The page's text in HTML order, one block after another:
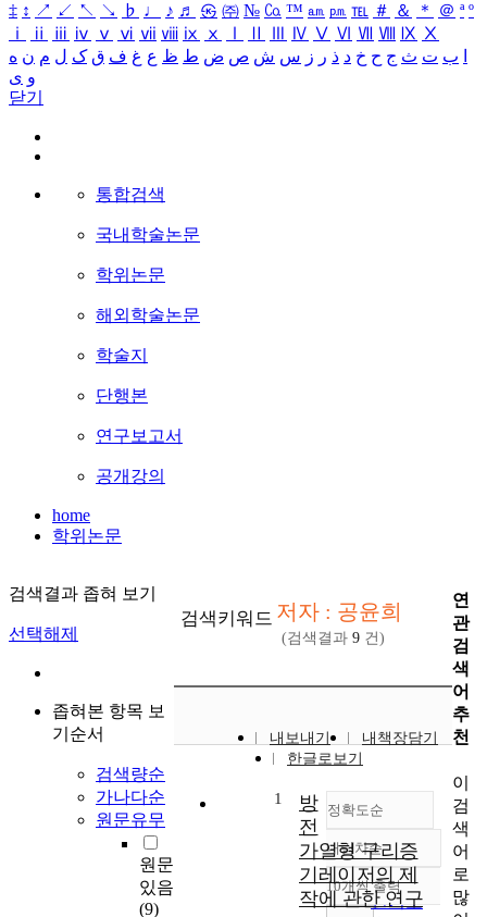
‡ ↕ ↗ ↙ ↖ ↘ ♭ ♩ ♪ ♬ ㉿ ㈜ № ㏇ ™ ㏂ ㏘ ℡ ＃ ＆ ＊ ＠ ª º
ⅰ
ⅱ ⅲ ⅳ ⅴ ⅵ ⅶ ⅷ ⅸ ⅹ Ⅳ Ⅴ Ⅵ Ⅶ Ⅷ Ⅸ Ⅹ
ب ت ث ج ح خ د ذ ر ز س ش ص ض ط ظ ع غ ف ق ک ل م ن ه
و ی
닫기
통합검색
국내학술논문
학위논문
해외학술논문
학술지
단행본
연구보고서
공개강의
home
학위논문
검색결과 좁혀 보기
선택해제
좁혀본 항목 보
기순서
검색량순
가나다순
원문유무
원문
있음
(9)
검색키워드 저자 : 공윤희
(검색결과 9 건)
내보내기
내책장담기
한글로보기
정확도순
정확도
순
인기도
내림차순
내림차순
10개씩 출력
1
방
전
가열형 구리증
기레이저의 제
작에 관한 연구
연
관
검
색
어
추
천
이
검
색
어
로
많